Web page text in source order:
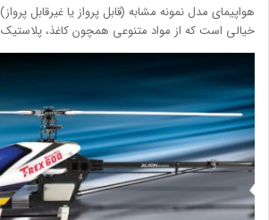
هواپیمای مدل نمونه مشابه (قابل پرواز یا غیرقابل
خیالی است که از مواد متنوعی همچون کاغذ،